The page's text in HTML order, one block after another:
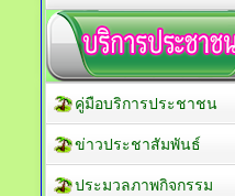
คู่มือบริการประชาชน
ข่าวประชาสัมพันธ์
ประมวลภาพกิจกรรม